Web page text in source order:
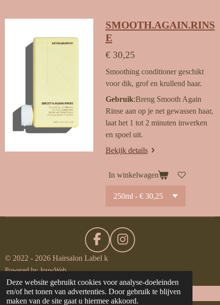
Deze website gebruikt cookies voor analyse-doeleinden
en/of het tonen van advertenties. Door gebruik te blijven
maken van de site gaat u hiermee akkoord.
SMOOTH.AGAIN.RINS
E
€ 30,25
Smoothing conditioner geschikt
voor dik, grof en krullend haar.
Gebruik:Breng Smooth Again
Rinse aan op je net gewassen haar,
laat het 1 tot 2 minuten inwerken
en spoel uit.
Bekijk details
In winkelwagen
F
a
c
e
b
I
s
t
a
© 2022 - 2026 Hairsalon Label k
Powered byJouwWeb